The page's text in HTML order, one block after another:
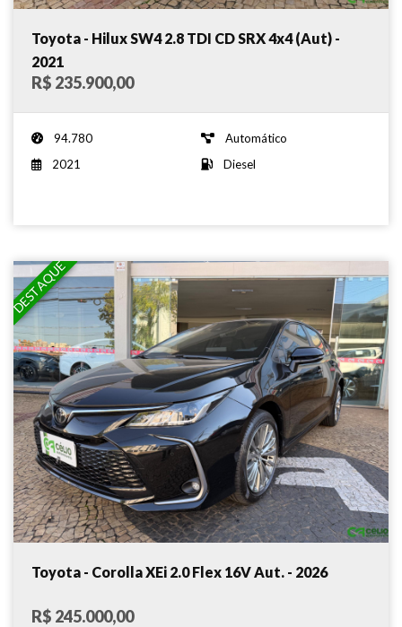
Toyota - Hilux SW4 2.8 TDI CD SRX 4x4 (Aut) -
2021
R$ 235.900,00
94.780
Automático
2021
Diesel
DESTAQUE
Toyota - Corolla XEi 2.0 Flex 16V Aut. - 2026
R$ 245.000,00